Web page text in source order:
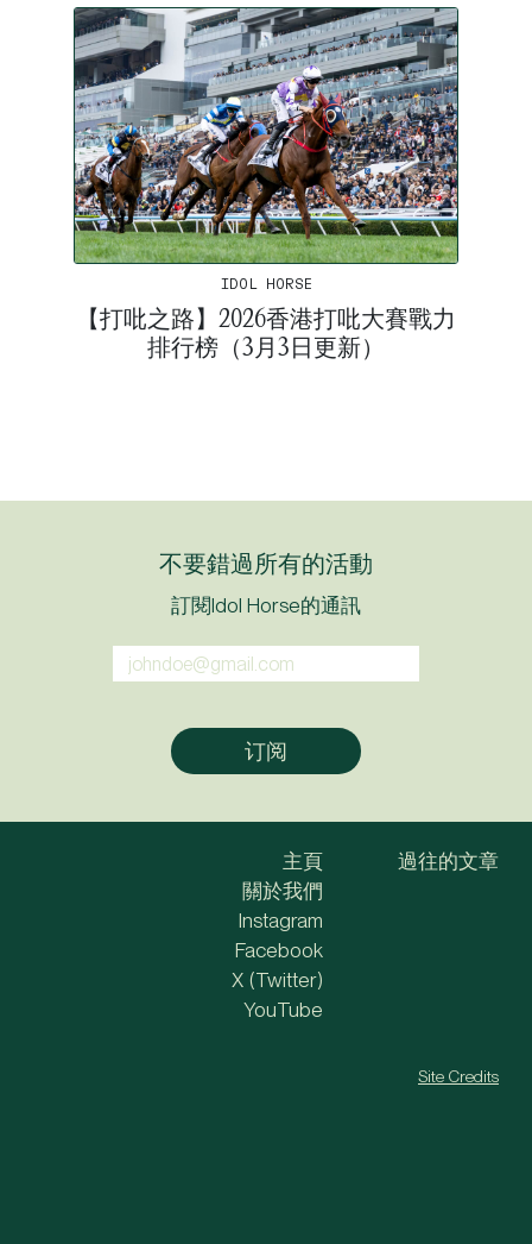
IDOL HORSE
【打吡之路】2026香港打吡大賽戰力
排行榜（3月3日更新）
不要錯過所有的活動
訂閱Idol Horse的通訊
主頁
關於我們
過往的文章
Instagram
Facebook
X (Twitter)
YouTube
Site Credits